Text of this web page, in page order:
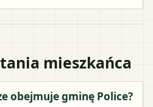
mieszkańca
obejmuje gminę Police?